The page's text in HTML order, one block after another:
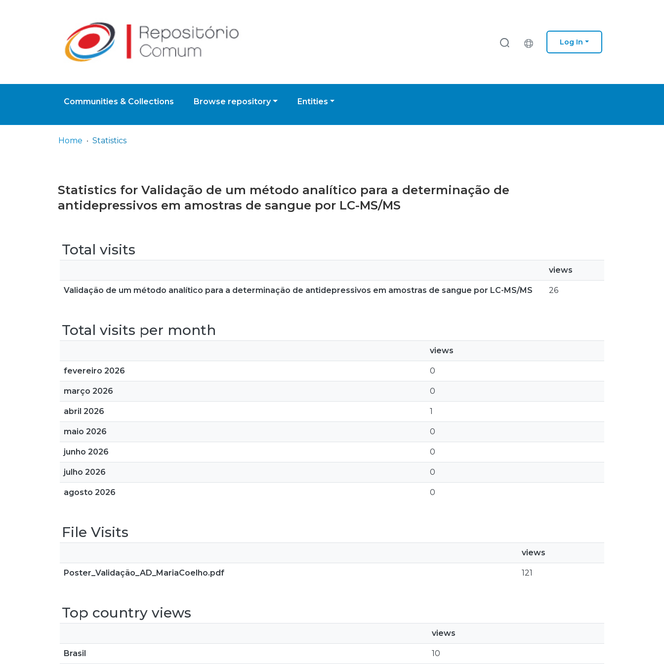
Log In
Communities & Collections Browse repository Entities
Home Statistics
Statistics for Validação de um método analítico para a determinação de
antidepressivos em amostras de sangue por LC-MS/MS
Total visits
views
Validação de um método analítico para a determinação de antidepressivos em amostras de sangue por LC-MS/MS 26
Total visits per month
views
fevereiro 2026 0
março 2026 0
abril 2026 1
maio 2026 0
junho 2026 0
julho 2026 0
agosto 2026 0
File Visits
views
Poster_Validação_AD_MariaCoelho.pdf 121
Top country views
views
Brasil 10